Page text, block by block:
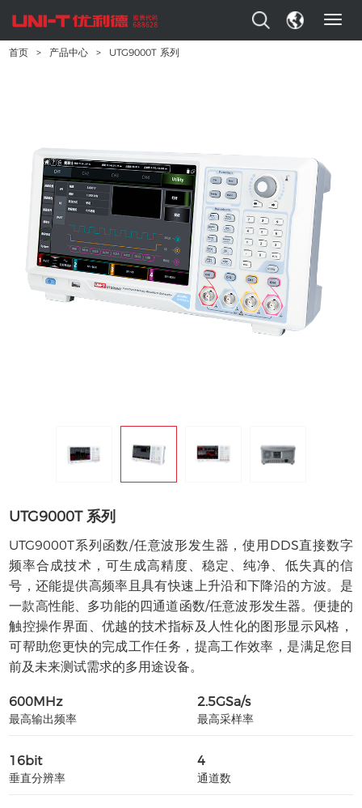
T
o
首页 > 产品中心 > UTG9000T 系列
UTG9000T 系列
UTG9000T系列函数/任意波形发生器，使用DDS直接数字
频率合成技术，可生成高精度、稳定、纯净、低失真的信
号，还能提供高频率且具有快速上升沿和下降沿的方波。是
一款高性能、多功能的四通道函数/任意波形发生器。便捷的
触控操作界面、优越的技术指标及人性化的图形显示风格，
可帮助您更快的完成工作任务，提高工作效率，是满足您目
前及未来测试需求的多用途设备。
600MHz
最高输出频率
2.5GSa/s
最高采样率
16bit
垂直分辨率
4
通道数